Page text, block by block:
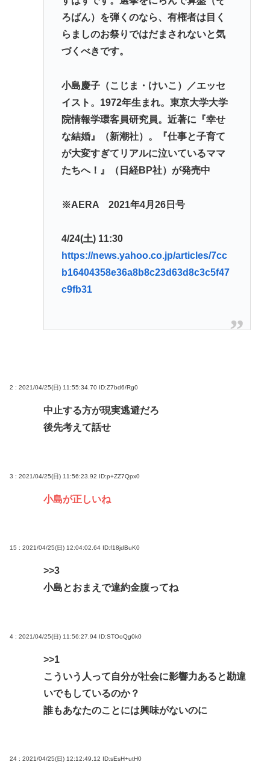
ろばん）を弾くのなら、有権者は目く
らましのお祭りではだまされないと気
づくべきです。
小島慶子（こじま・けいこ）／エッセ
イスト。1972年生まれ。東京大学大学
院情報学環客員研究員。近著に『幸せ
な結婚』（新潮社）。『仕事と子育て
が大変すぎてリアルに泣いているママ
たちへ！』（日経BP社）が発売中
※AERA 2021年4月26日号
4/24(土) 11:30
https://news.yahoo.co.jp/articles/7cc
b16404358e36a8b8c23d63d8c3c5f47
c9fb31
2 : 2021/04/25(日) 11:55:34.70 ID:Z7bd6/Rg0
中止する方が現実逃避だろ
後先考えて話せ
3 : 2021/04/25(日) 11:56:23.92 ID:p+ZZ7Qpx0
小島が正しいね
15 : 2021/04/25(日) 12:04:02.64 ID:f18jdBuK0
>>3
小島とおまえで違約金腹ってね
4 : 2021/04/25(日) 11:56:27.94 ID:STOoQg0k0
>>1
こういう人って自分が社会に影響力あると勘違
いでもしているのか？
誰もあなたのことには興味がないのに
24 : 2021/04/25(日) 12:12:49.12 ID:sEsH+utH0